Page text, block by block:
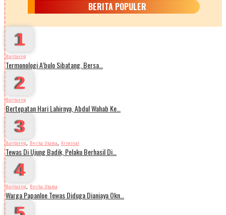
BERITA POPULER
1
Bantaeng
Termonologi A’bulo Sibatang, Bersa…
2
Bantaeng
Bertepatan Hari Lahirnya, Abdul Wahab Ke…
3
Bantaeng, Berita Utama, Kriminal
Tewas Di Ujung Badik, Pelaku Berhasil Di…
4
Bantaeng, Berita Utama
Warga Papanloe Tewas Diduga Dianiaya Okn…